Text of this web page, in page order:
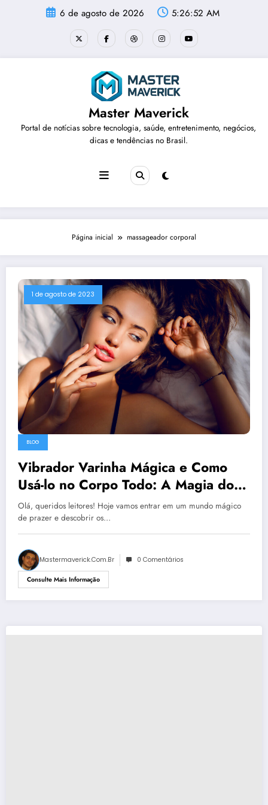
6 de agosto de 2026 5:26:52 AM
Master Maverick
Portal de notícias sobre tecnologia, saúde, entretenimento, negócios,
dicas e tendências no Brasil.
Página inicial massageador corporal
1 de agosto de 2023
BLOG
Vibrador Varinha Mágica e Como
Usá-lo no Corpo Todo: A Magia do
Prazer em Suas Mãos!
Olá, queridos leitores! Hoje vamos entrar em um mundo mágico
de prazer e descobrir os…
Mastermaverick.com.br 0 Comentários
Consulte Mais Informação